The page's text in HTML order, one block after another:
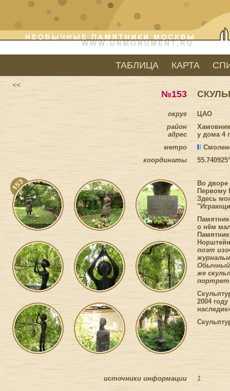
ТАБЛИЦА КАРТА
<<
№153
округ
район
адрес
метро
координаты
ЦАО
у дома 4
I
Во дворе
Первому
Здесь
о нём
поэт
Обычный
же
2004
источники информации 1